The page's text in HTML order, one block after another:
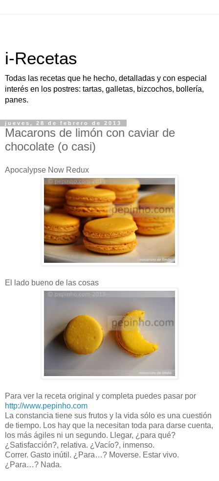
i-Recetas
Todas las recetas que he hecho, detalladas y con especial
interés en los postres: tartas, galletas, bizcochos, bollería,
panes.
jueves, 28 de febrero de 2013
Macarons de limón con caviar de
chocolate (o casi)
Apocalypse Now Redux
El lado bueno de las cosas
Para ver la receta original y completa puedes pasar por
http://www.pepinho.com
La constancia tiene sus frutos y la vida sólo es una cuestión
de tiempo. Los hay que la necesitan toda para darse cuenta,
los más ágiles ni un segundo. Llegar, ¿para qué?
¿Satisfacción?, relativa. ¿Vacío?, inmenso.
Correr. Gasto inútil. ¿Para…? Moverse. Estar vivo.
¿Para…? Nada.